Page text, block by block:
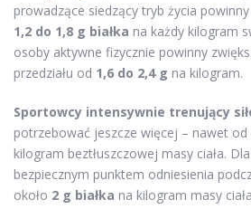
prowadzące siedzący tryb życia
1,2 do 1,8 g białka na każdy kilogram
osoby aktywne fizycznie powinny
przedziału od 1,6 do 2,4 g na kilogram.
Sportowcy intensywnie trenujący
potrzebować jeszcze więcej – nawet od
kilogram beztłuszczowej masy ciała.
bezpiecznym punktem odniesienia
około 2 g białka na kilogram masy